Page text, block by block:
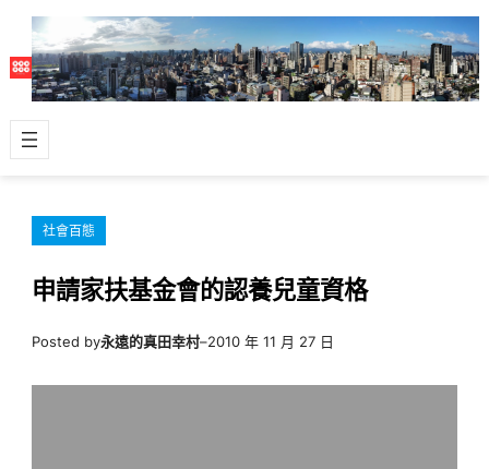
主
容
社會百態
申請家扶基金會的認養兒童資格
Posted by永遠的真田幸村–2010 年 11 月 27 日